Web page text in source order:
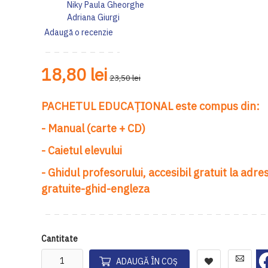
Niky Paula Gheorghe
Adriana Giurgi
Adaugă o recenzie
18,80 lei 23,50 lei
PACHETUL EDUCAȚIONAL este compus din:
- Manual (carte + CD)
- Caietul elevului
- Ghidul profesorului, accesibil gratuit la
gratuite-ghid-engleza
Cantitate
ADAUGĂ ÎN COȘ